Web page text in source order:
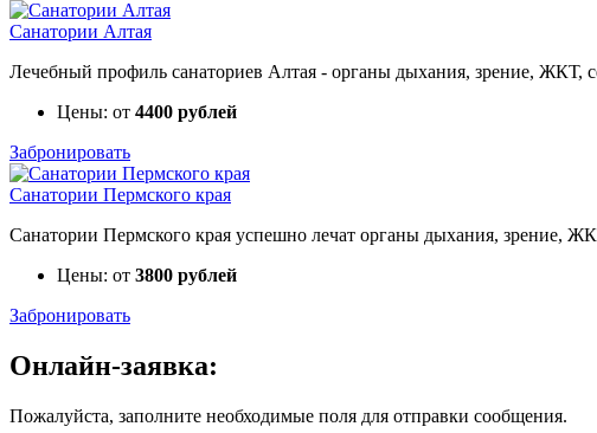
Санатории Алтая
Лечебный профиль санаториев Алтая - органы дыхания, зрение, ЖКТ,
Цены: от 4400 рублей
Забронировать
Санатории Пермского края
Санатории Пермского края успешно лечат органы дыхания, зрение,
Цены: от 3800 рублей
Забронировать
Онлайн-заявка:
Пожалуйста, заполните необходимые поля для отправки сообщения.